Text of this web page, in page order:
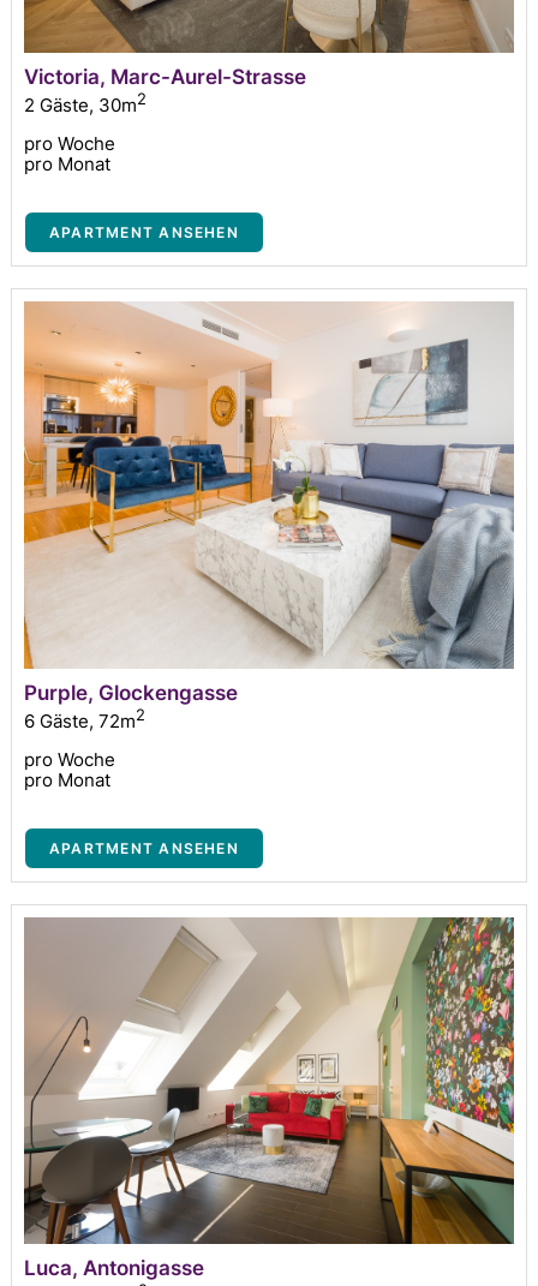
Victoria, Marc-Aurel-Strasse
2 Gäste, 30m2
pro Woche
pro Monat
APARTMENT ANSEHEN
Purple, Glockengasse
6 Gäste, 72m2
pro Woche
pro Monat
APARTMENT ANSEHEN
Luca, Antonigasse